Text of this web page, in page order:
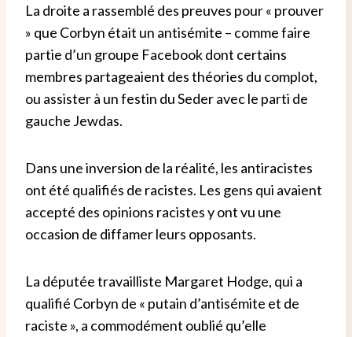
La droite a rassemblé des preuves pour « prouver
» que Corbyn était un antisémite – comme faire
partie d’un groupe Facebook dont certains
membres partageaient des théories du complot,
ou assister à un festin du Seder avec le parti de
gauche Jewdas.
Dans une inversion de la réalité, les antiracistes
ont été qualifiés de racistes. Les gens qui avaient
accepté des opinions racistes y ont vu une
occasion de diffamer leurs opposants.
La députée travailliste Margaret Hodge, qui a
qualifié Corbyn de « putain d’antisémite et de
raciste », a commodément oublié qu’elle